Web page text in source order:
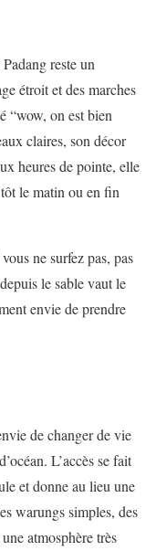
reste un
étroit et des marches
“wow, on est bien
claires, son décor
heures de pointe, elle
le matin ou en fin
ne surfez pas, pas
le sable vaut le
envie de prendre
de changer de vie
L’accès se fait
et donne au lieu une
warungs simples, des
atmosphère très